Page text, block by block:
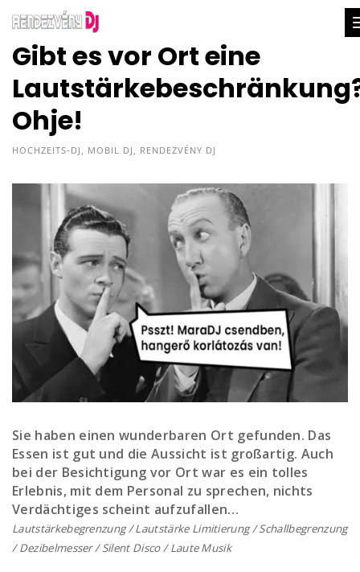
Gibt es vor Ort eine
Ohje!
HOCHZEITS-DJ , MOBIL DJ , RENDEZVÉNY DJ
Sie haben einen wunderbaren Ort gefunden. Das
Essen ist gut und die Aussicht ist großartig. Auch
bei der Besichtigung vor Ort war es ein tolles
Erlebnis, mit dem Personal zu sprechen, nichts
Verdächtiges scheint aufzufallen…
Lautstärkebegrenzung / Lautstärke Limitierung / Schallbegrenzung
/ Dezibelmesser / Silent Disco / Laute Musik